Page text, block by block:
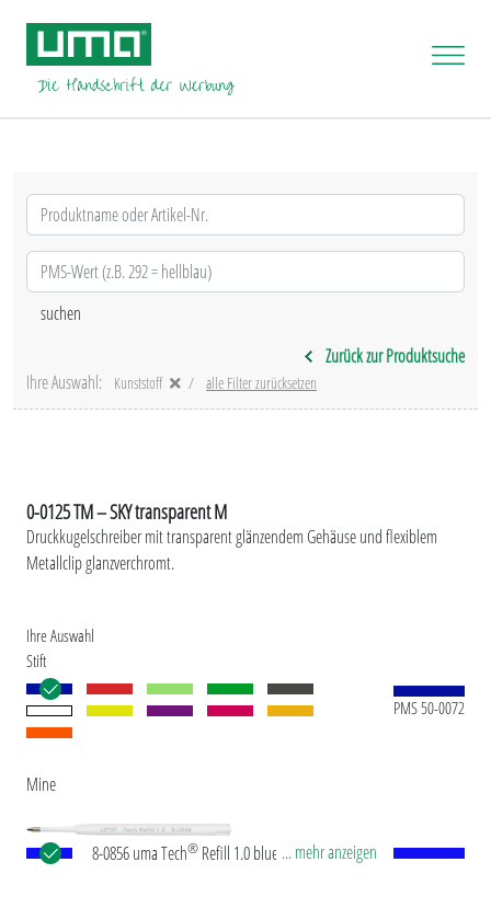
Zurück zur Produktsuche
Ihre Auswahl:
Kunststoff alle Filter zurücksetzen
0-0125 TM – SKY transparent M
Druckkugelschreiber mit transparent glänzendem Gehäuse und flexiblem
Metallclip glanzverchromt.
Ihre Auswahl
Stift
PMS 50-0072
Mine
8-0856 uma Tech® Refill 1.0 blue Europäische
... mehr anzeigen